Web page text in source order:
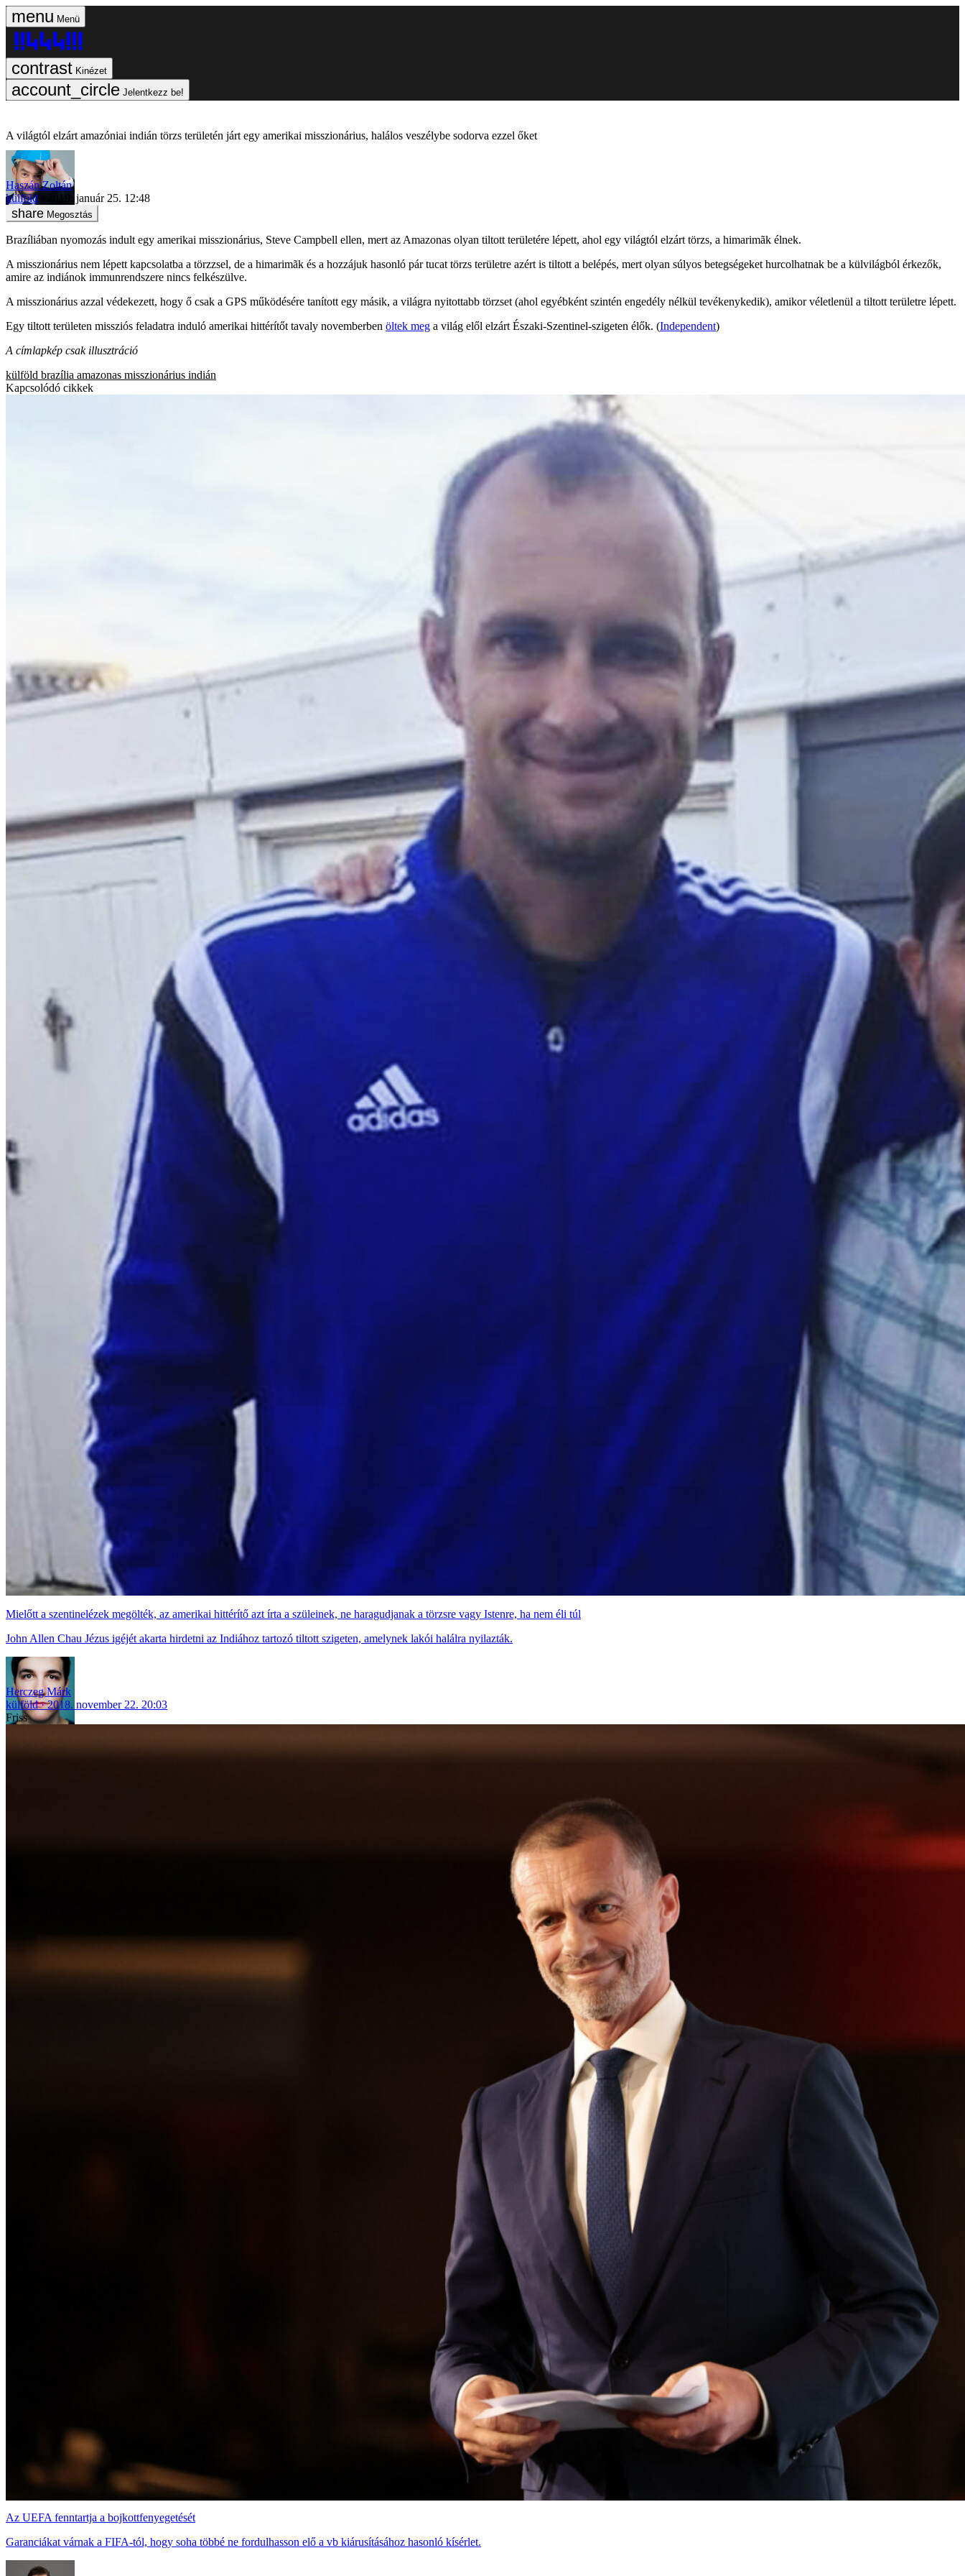
Menü
Kinézet
Jelentkezz be!
A világtól elzárt amazóniai indián törzs területén járt egy amerikai misszionárius, halálos veszélybe sodorva ezzel őket
Haszán Zoltán
külföld
2019. január 25. 12:48
Megosztás
Brazíliában nyomozás indult egy amerikai misszionárius, Steve Campbell ellen, mert az Amazonas olyan tiltott területére lépett, ahol egy világtól elzárt törzs, a himarimãk élnek.
A misszionárius nem lépett kapcsolatba a törzzsel, de a himarimãk és a hozzájuk hasonló pár tucat törzs területre azért is tiltott a belépés, mert olyan súlyos betegségeket hurcolhatnak be a külvilágból érkezők,
amire az indiánok immunrendszere nincs felkészülve.
A misszionárius azzal védekezett, hogy ő csak a GPS működésére tanított egy másik, a világra nyitottabb törzset (ahol egyébként szintén engedély nélkül tevékenykedik), amikor véletlenül a tiltott területre lépett.
Egy tiltott területen missziós feladatra induló amerikai hittérítőt tavaly novemberben öltek meg a világ elől elzárt Északi-Szentinel-szigeten élők. (Independent)
A címlapkép csak illusztráció
külföld brazília amazonas misszionárius indián
Kapcsolódó cikkek
Mielőtt a szentinelézek megölték, az amerikai hittérítő azt írta a szüleinek, ne haragudjanak a törzsre vagy Istenre, ha nem éli túl
John Allen Chau Jézus igéjét akarta hirdetni az Indiához tartozó tiltott szigeten, amelynek lakói halálra nyilazták.
Herczeg Márk
külföld
2018. november 22. 20:03
Friss
Az UEFA fenntartja a bojkottfenyegetését
Garanciákat várnak a FIFA-tól, hogy soha többé ne fordulhasson elő a vb kiárusításához hasonló kísérlet.